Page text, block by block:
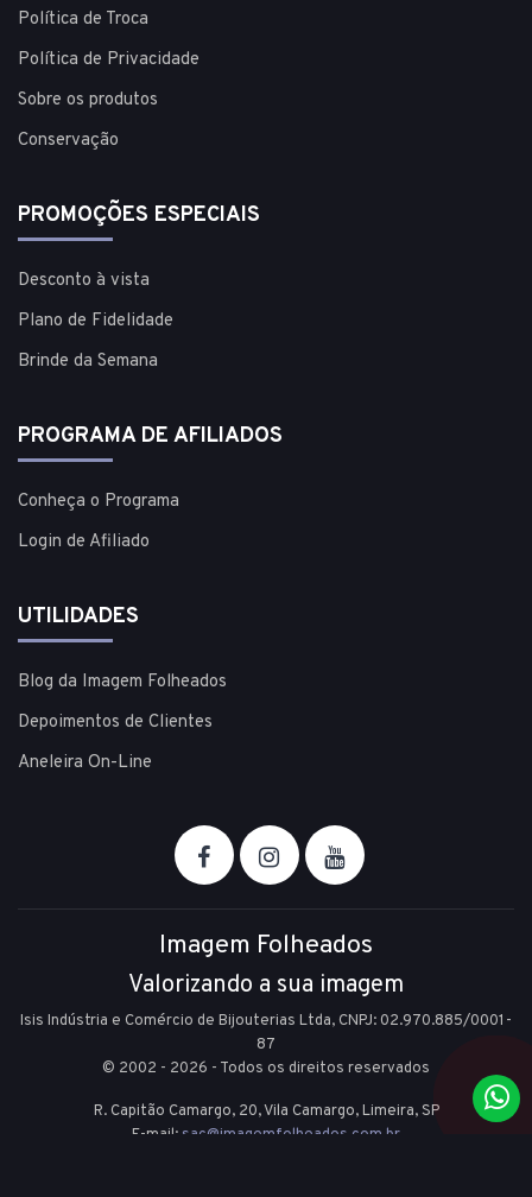
Política de Troca
Política de Privacidade
Sobre os produtos
Conservação
PROMOÇÕES ESPECIAIS
Desconto à vista
Plano de Fidelidade
Brinde da Semana
PROGRAMA DE AFILIADOS
Conheça o Programa
Login de Afiliado
UTILIDADES
Blog da Imagem Folheados
Depoimentos de Clientes
Aneleira On-Line
Imagem Folheados
Valorizando a sua imagem
Isis Indústria e Comércio de Bijouterias Ltda, CNPJ: 02.970.885/0001-
87
© 2002 - 2026 - Todos os direitos reservados
R. Capitão Camargo, 20, Vila Camargo,Limeira,SP
E-mail: sac@imagemfolheados.com.br